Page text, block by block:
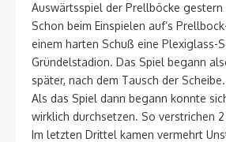
Auswärtsspiel der Prellböcke gestern
Schon beim Einspielen auf’s
einem harten Schuß eine Plexiglass-
Gründelstadion. Das Spiel begann
später, nach dem Tausch der Scheibe.
Als das Spiel dann begann konnte
wirklich durchsetzen. So verstrichen
Im letzten Drittel kamen vermehrt